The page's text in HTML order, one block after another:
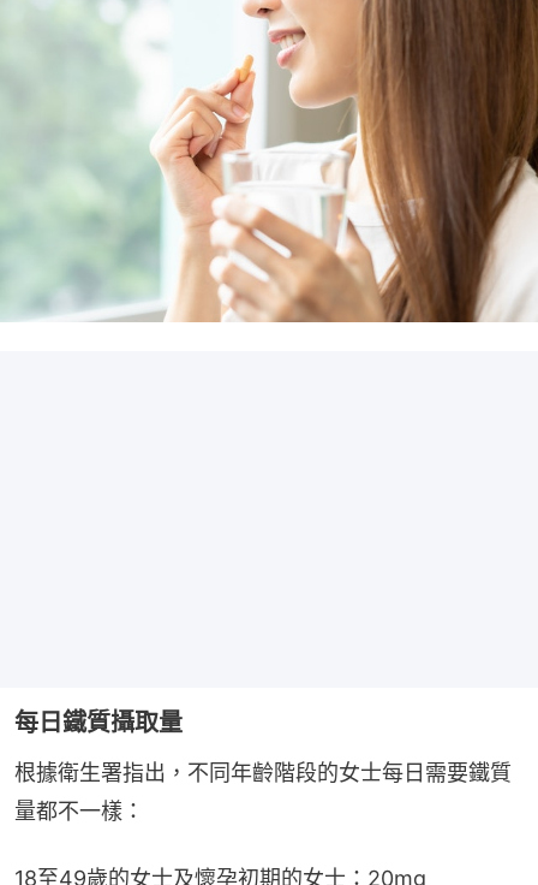
每日鐵質攝取量
根據衛生署指出，不同年齡階段的女士每日需要鐵質
量都不一樣：
18至49歲的女士及懷孕初期的女士：20mg